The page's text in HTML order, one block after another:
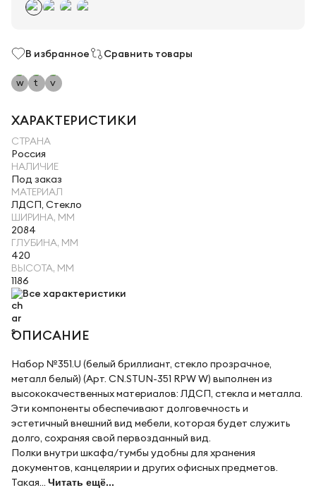
В избранное Сравнить товары
ХАРАКТЕРИСТИКИ
СТРАНА
Россия
НАЛИЧИЕ
Под заказ
МАТЕРИАЛ
ЛДСП, Стекло
ШИРИНА, ММ
2084
ГЛУБИНА, ММ
420
ВЫСОТА, ММ
1186
Все характеристики
ОПИСАНИЕ
Набор №351.U (белый бриллиант, стекло прозрачное,
металл белый) (Арт. CN.STUN-351 RPW W) выполнен из
высококачественных материалов: ЛДСП, стекла и металла.
Эти компоненты обеспечивают долговечность и
эстетичный внешний вид мебели, которая будет служить
долго, сохраняя свой первозданный вид.
Полки внутри шкафа/тумбы удобны для хранения
документов, канцелярии и других офисных предметов.
Такая... Читать ещё...